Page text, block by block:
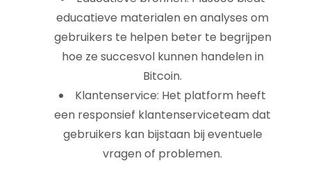
educatieve materialen en analyses om
gebruikers te helpen beter te begrijpen
hoe ze succesvol kunnen handelen in
Bitcoin.
Klantenservice: Het platform heeft
een responsief klantenserviceteam dat
gebruikers kan bijstaan bij eventuele
vragen of problemen.